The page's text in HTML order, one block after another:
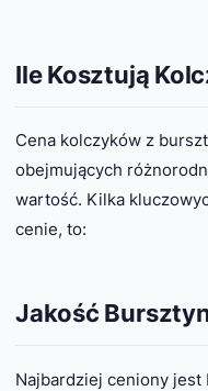
Ile Kosztują
Cena kolczyków z
obejmujących
wartość. Kilka
cenie, to:
Jakość
Najbardziej ceniony jest